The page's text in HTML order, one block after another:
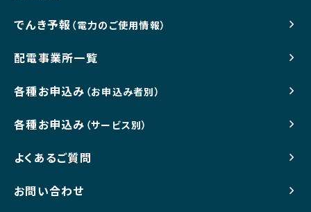
でんき予報 （電力のご使用情報）
配電事業所一覧
各種お申込み （お申込み者別）
各種お申込み （サービス別）
よくあるご質問
お問い合わせ